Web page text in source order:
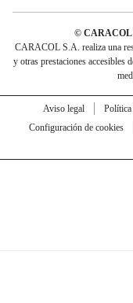
© CARACOL
CARACOL S.A. realiza una
y otras prestaciones accesibles
Aviso legal Política
Configuración de cookies